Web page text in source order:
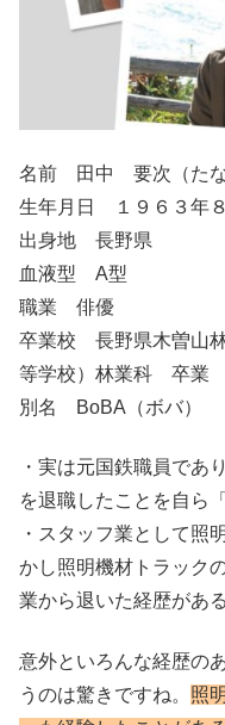
名前 田中 要次（た
生年月日 １９６３年
出身地 長野県
血液型 A型
職業 俳優
卒業校 長野県木曽山
等学校）林業科 卒業
別名 BoBA（ボバ）
・実は元国鉄職員であ
を退職したことを自ら
・スタッフ業として照
かし照明機材トラック
業から退いた経歴がある
意外といろんな経歴の
うのは驚きですね。 照